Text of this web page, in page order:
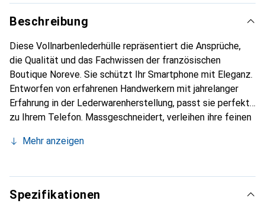
Beschreibung
Diese Vollnarbenlederhülle repräsentiert die Ansprüche,
die Qualität und das Fachwissen der französischen
Boutique Noreve. Sie schützt Ihr Smartphone mit Eleganz.
Entworfen von erfahrenen Handwerkern mit jahrelanger
Erfahrung in der Lederwarenherstellung, passt sie perfekt
zu Ihrem Telefon. Massgeschneidert, verleihen ihre feinen
und unverzichtbaren Accessoire für Ihr Smartphone.
die Marke Noreve eine zuverlässige Wahl für eine
anspruchsvolle Kundschaft.
Mehr anzeigen
Spezifikationen